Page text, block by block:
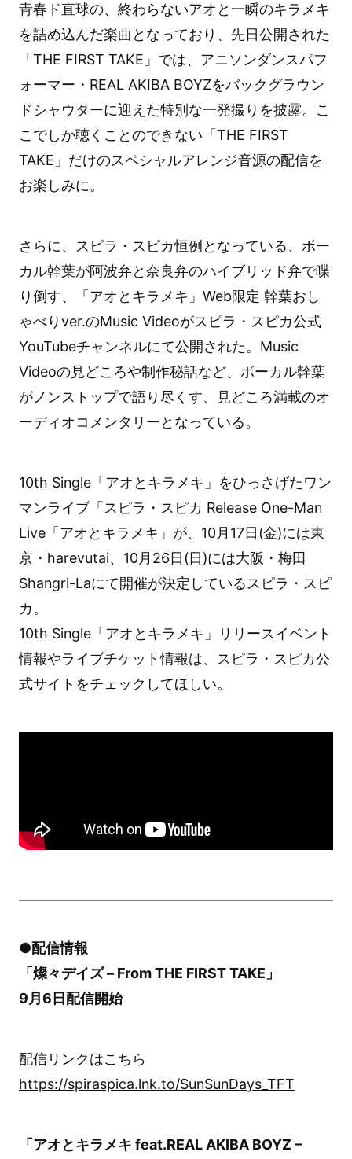
青春ド直球の、終わらないアオと一瞬のキラメキ
を詰め込んだ楽曲となっており、先日公開された
「THE FIRST TAKE」では、アニソンダンスパフ
ォーマー・REAL AKIBA BOYZをバックグラウン
ドシャウターに迎えた特別な一発撮りを披露。こ
こでしか聴くことのできない「THE FIRST
TAKE」だけのスペシャルアレンジ音源の配信を
お楽しみに。
さらに、スピラ・スピカ恒例となっている、ボー
カル幹葉が阿波弁と奈良弁のハイブリッド弁で喋
り倒す、「アオとキラメキ」Web限定 幹葉おし
ゃべりver.のMusic Videoがスピラ・スピカ公式
YouTubeチャンネルにて公開された。Music
Videoの見どころや制作秘話など、ボーカル幹葉
がノンストップで語り尽くす、見どころ満載のオ
ーディオコメンタリーとなっている。
10th Single「アオとキラメキ」をひっさげたワン
マンライブ「スピラ・スピカ Release One-Man
Live「アオとキラメキ」が、10月17日(金)には東
京・harevutai、10月26日(日)には大阪・梅田
Shangri-Laにて開催が決定しているスピラ・スピ
カ。
10th Single「アオとキラメキ」リリースイベント
情報やライブチケット情報は、スピラ・スピカ公
式サイトをチェックしてほしい。
●配信情報
「燦々デイズ – From THE FIRST TAKE」
9月6日配信開始
配信リンクはこちら
https://spiraspica.lnk.to/SunSunDays_TFT
「アオとキラメキ feat.REAL AKIBA BOYZ –